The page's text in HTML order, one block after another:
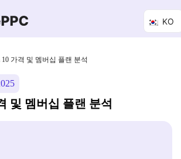
KO
10 가격 및 멤버십 플랜 분석
및 멤버십 플랜 분석